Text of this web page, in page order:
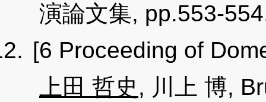
演論文集, pp.553-
[6 Proceeding of
上田 哲史 , 川上 博,